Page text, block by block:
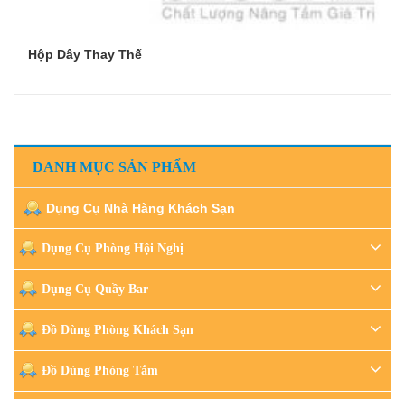
Hộp Dây Thay Thế
DANH MỤC SẢN PHẨM
Dụng Cụ Nhà Hàng Khách Sạn
Dụng Cụ Phòng Hội Nghị
Dụng Cụ Quầy Bar
Đồ Dùng Phòng Khách Sạn
Đồ Dùng Phòng Tắm